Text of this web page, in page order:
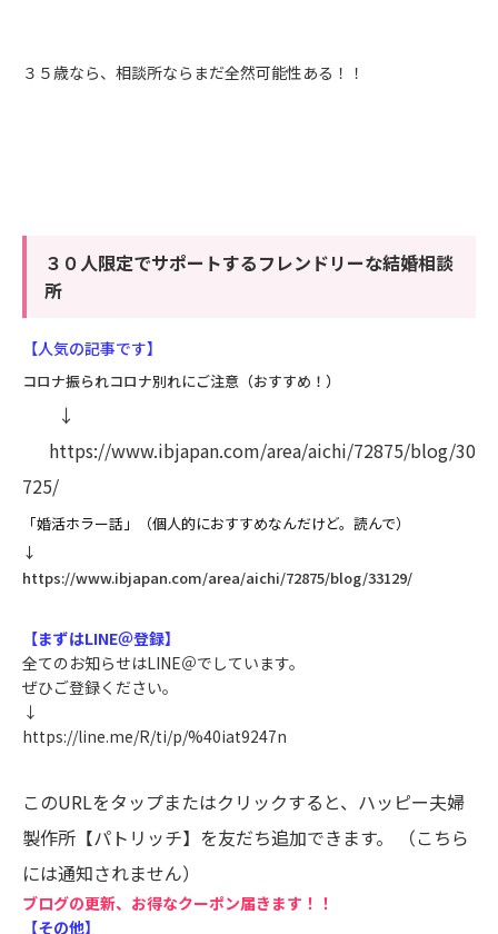
３５歳なら、相談所ならまだ全然可能性ある！！
３０人限定でサポートするフレンドリーな結婚相談
所
【人気の記事です】
コロナ振られコロナ別れにご注意（おすすめ！）
↓
https://www.ibjapan.com/area/aichi/72875/blog/30
725/
「婚活ホラー話」（個人的におすすめなんだけど。読んで）
↓
https://www.ibjapan.com/area/aichi/72875/blog/33129/
【まずはLINE＠登録】
全てのお知らせはLINE＠でしています。
ぜひご登録ください。
↓
https://line.me/R/ti/p/%40iat9247n
このURLをタップまたはクリックすると、ハッピー夫婦
製作所【パトリッチ】を友だち追加できます。
（こちら
には通知されません）
ブログの更新、お得なクーポン届きます！！
【その他】